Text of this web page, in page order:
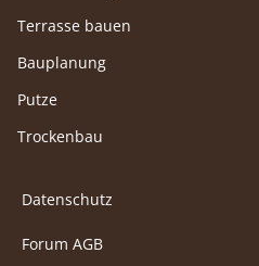
Terrasse bauen
Bauplanung
Putze
Trockenbau
Datenschutz
Forum AGB